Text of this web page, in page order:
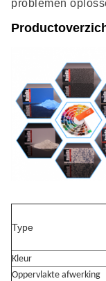
problemen
Type
Kleur
Oppervlakte afwerking